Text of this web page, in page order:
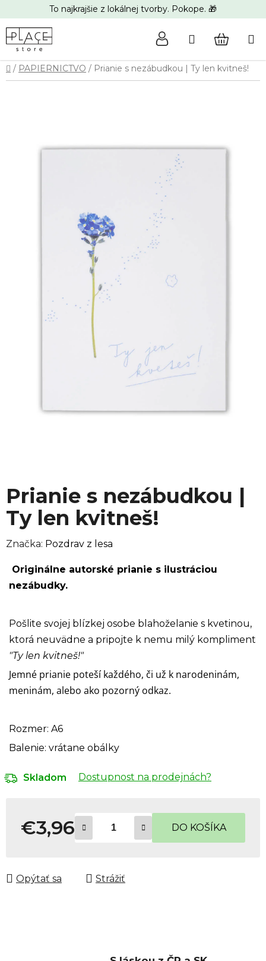
na
obsah
To najkrajšie z lokálnej tvorby. Pokope. 🎁
Hľadať
KOŠÍK
Domov
/ PAPIERNICTVO / Prianie s nezábudkou | Ty len kvitneš!
Prianie s nezábudkou |
Ty len kvitneš!
Značka: Pozdrav z lesa
Originálne autorské prianie s ilustráciou
nezábudky.
Pošlite svojej blízkej osobe blahoželanie s kvetinou,
ktorá neuvädne a pripojte k nemu milý kompliment
"Ty len kvitneš!"
Jemné prianie poteší každého, či už k narodeninám,
meninám, alebo ako pozorný odkaz.
Rozmer: A6
Balenie: vrátane obálky
Skladom Dostupnost na prodejnách?
€3,96 DO KOŠÍKA
Opýtať sa Strážiť